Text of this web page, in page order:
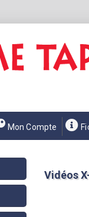
Mon Compte
Vidéos